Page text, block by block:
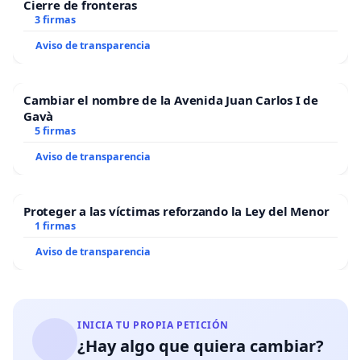
Cierre de fronteras
3 firmas
Aviso de transparencia
Cambiar el nombre de la Avenida Juan Carlos I de
Gavà
5 firmas
Aviso de transparencia
Proteger a las víctimas reforzando la Ley del Menor
1 firmas
Aviso de transparencia
INICIA TU PROPIA PETICIÓN
¿Hay algo que quiera cambiar?